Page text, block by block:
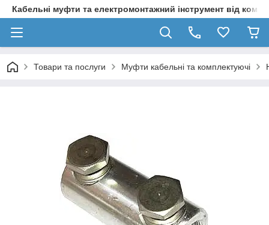
Кабельні муфти та електромонтажний інструмент від
Товари та послуги Муфти кабельні та комплектуючі